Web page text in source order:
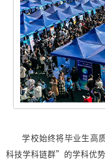
学校始终将毕业生高
科技学科链群”的学科优